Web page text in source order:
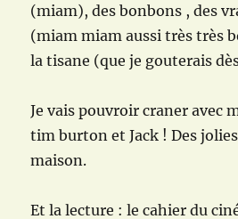
(miam), des bonbons , des
(miam miam aussi très très
la tisane (que je gouterais
Je vais pouvroir craner avec
tim burton et Jack ! Des
maison.
Et la lecture : le cahier du